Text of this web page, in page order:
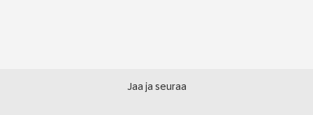
Jaa ja seuraa